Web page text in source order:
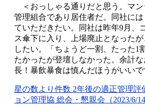
＜おっしゃる通りだと思う。マ
管理組合であり居住者だ。同社に
ていただきたい。同社は昨年9月、
ス傘下に入り、上場廃止となった
したい。「ちょうど一割、たった1
たかったが登壇しなかった。余計
長！暴飲暴食は慎んだほうがいいで
星の数より件数 2年後の適正管理評
ョン管理協 総会・懇親会 （2023/6/14